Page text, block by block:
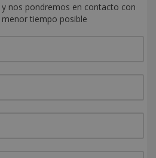
nos pondremos en contacto con
menor tiempo posible